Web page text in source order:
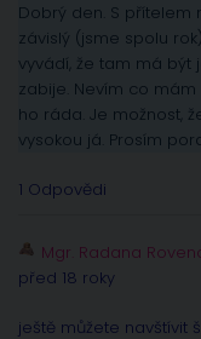
Dobrý den. S
závislý (jsme spolu
vyvádí, že tam má být
zabije. Nevím co mám
ho ráda. Je možnost,
vysokou já. Prosím
1 Odpovědi
Mgr. Radana
před 18 roky
ještě můžete navštívit